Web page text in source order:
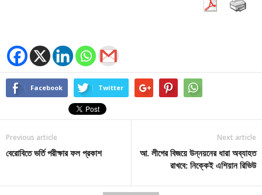
Facebook Twitter
Previous article
বেরোবিতে ভর্তি পরীক্ষার ফল প্রকাশ
Next article
আ. লীগের বিজয়ে উন্নয়নের ধারা অব্যাহত
রাখবে: নিক্কেই এশিয়ান রিভিউ